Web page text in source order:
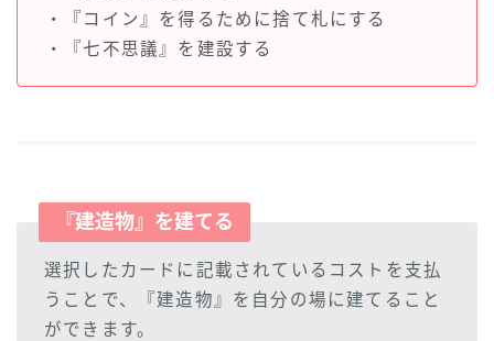
・『コイン』を得るために捨て札にする
・『七不思議』を建設する
『建造物』を建てる
選択したカードに記載されているコストを支払
うことで、『建造物』を自分の場に建てること
ができます。